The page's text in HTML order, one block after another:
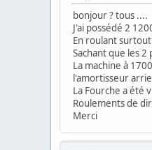
bonjour ? tous ....
J'ai possédé 2
En roulant
Sachant que les
La machine à
l'amortisseur
La Fourche a été
Roulements de
Merci